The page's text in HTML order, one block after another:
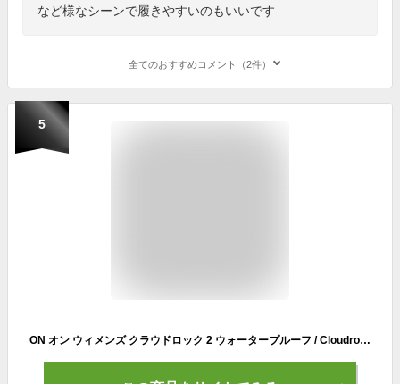
など様なシーンで履きやすいのもいいです
全てのおすすめコメント（2件）
5
ON オン ウィメンズ クラウドロック 2 ウォータープルーフ / Cloudrock 2 Waterproof 63.98607